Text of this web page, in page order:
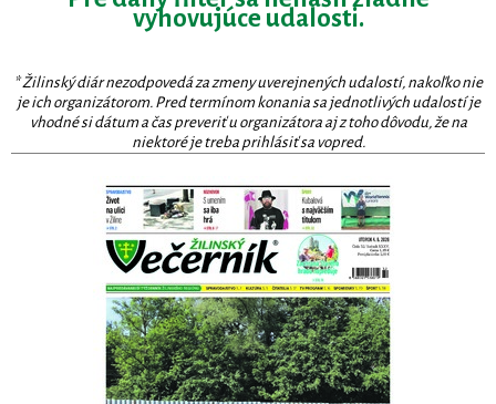
vyhovujúce udalosti.
* Žilinský diár nezodpovedá za zmeny uverejnených udalostí, nakoľko nie
je ich organizátorom. Pred termínom konania sa jednotlivých udalostí je
vhodné si dátum a čas preveriť u organizátora aj z toho dôvodu, že na
niektoré je treba prihlásiť sa vopred.